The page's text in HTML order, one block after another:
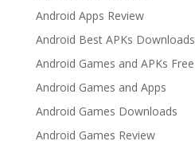
Android Apps Review
Android Best APKs Downloads
Android Games and APKs Free
Android Games and Apps
Android Games Downloads
Android Games Review